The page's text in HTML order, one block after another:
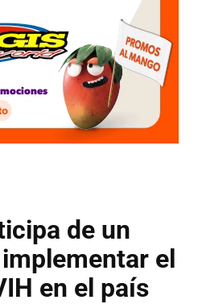
de un
el
en el país